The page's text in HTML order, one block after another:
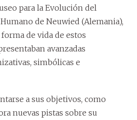
para la Evolución del
de Neuwied (Alemania),
de vida de estos
avanzadas
simbólicas e
a sus objetivos, como
nuevas pistas sobre su